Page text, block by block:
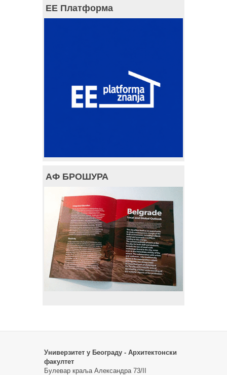
ЕЕ Платформа
АФ БРОШУРА
Универзитет у Београду - Архитектонски
факултет
Булевар краља Александра 73/II